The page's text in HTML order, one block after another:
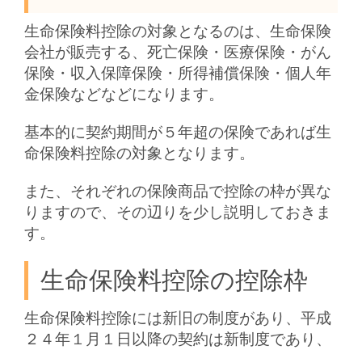
生命保険料控除の対象となるのは、生命保険
会社が販売する、死亡保険・医療保険・がん
保険・収入保障保険・所得補償保険・個人年
金保険などなどになります。
基本的に契約期間が５年超の保険であれば生
命保険料控除の対象となります。
また、それぞれの保険商品で控除の枠が異な
りますので、その辺りを少し説明しておきま
す。
生命保険料控除の控除枠
生命保険料控除には新旧の制度があり、平成
２４年１月１日以降の契約は新制度であり、